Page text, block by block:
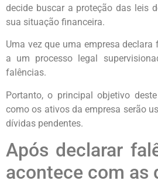
decide buscar a proteção das leis
sua situação financeira.
Uma vez que uma empresa declara
a um processo legal
falências.
Portanto, o principal objetivo
como os ativos da empresa serão
dívidas pendentes.
Após declarar
acontece com as